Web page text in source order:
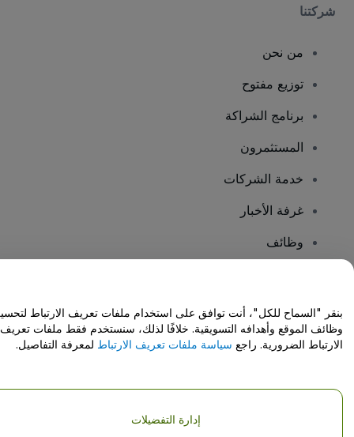
شركتنا
من نحن
توزيع مفتوح
برنامج الشراكة
المستثمرون
خدمة الشركات
غرفة الأخبار
وظائف
مركز المساعدة / اتصل بنا
حقوق النشر © شركة فياجوجو المحدودة 2026
تفاصيل الشركة
بنقر "السماح للكل"، أنت توافق على استخدام ملفات تعريف الارتباط
وظائف الموقع وأهدافه التسويقية. خلافًا لذلك، سنستخدم فقط ملفات تعريف
الارتباط الضرورية. راجع سياسة ملفات تعريف الارتباط لمعرفة التفاصيل.
إدارة التفضيلات